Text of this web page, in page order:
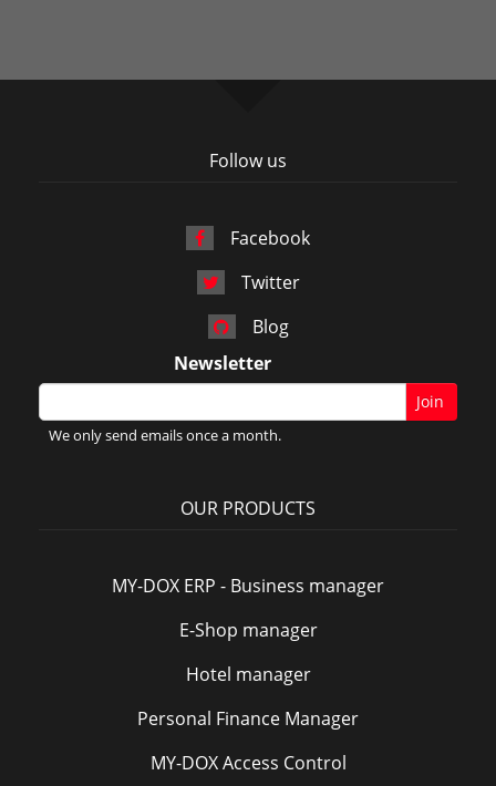
Follow us
Facebook
Twitter
Blog
Newsletter
Join
We only send emails once a month.
OUR PRODUCTS
MY-DOX ERP - Business manager
E-Shop manager
Hotel manager
Personal Finance Manager
MY-DOX Access Control